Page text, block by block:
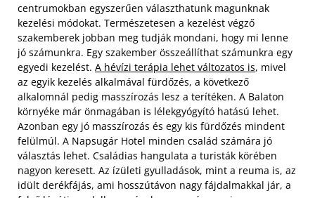
centrumokban egyszerűen választhatunk magunknak
kezelési módokat. Természetesen a kezelést végző
szakemberek jobban meg tudják mondani, hogy mi lenne
jó számunkra. Egy szakember összeállíthat számunkra egy
egyedi kezelést. A hévízi terápia lehet változatos is, mivel
az egyik kezelés alkalmával fürdőzés, a következő
alkalomnál pedig masszírozás lesz a terítéken. A Balaton
környéke már önmagában is lélekgyógyító hatású lehet.
Azonban egy jó masszírozás és egy kis fürdőzés mindent
felülmúl. A Napsugár Hotel minden család számára jó
választás lehet. Családias hangulata a turisták körében
nagyon keresett. Az ízületi gyulladások, mint a reuma is, az
idült derékfájás, ami hosszútávon nagy fájdalmakkal jár, a